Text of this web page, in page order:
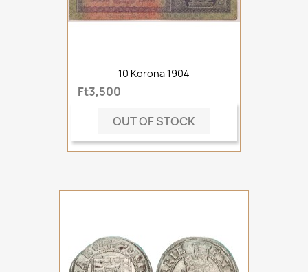
10 Korona 1904
Ft3,500
OUT OF STOCK